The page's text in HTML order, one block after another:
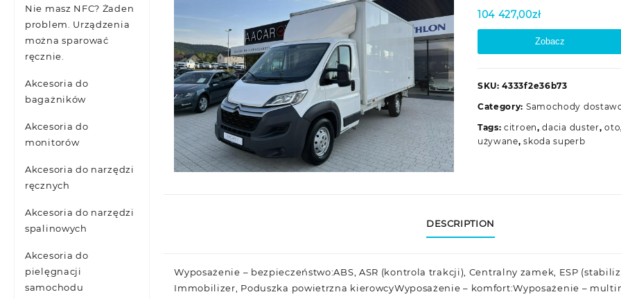
Nie masz NFC? Żaden
problem. Urządzenia
można sparować
ręcznie.
Akcesoria do
bagażników
Akcesoria do
monitorów
Akcesoria do narzędzi
ręcznych
Akcesoria do narzędzi
spalinowych
Akcesoria do
pielęgnacji
samochodu
104 427,00zł
Zobacz
SKU:4333f2e36b73
Category: Samochody
Tags:citroen,dacia duster,oto
używane,skoda superb
DESCRIPTION
Wyposażenie – bezpieczeństwo:ABS, ASR (kontrola trakcji), Centralny zamek, ESP
Immobilizer, Poduszka powietrzna kierowcyWyposażenie – komfort:Wyposażenie –